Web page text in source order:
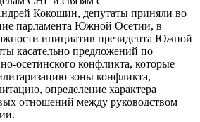
Кокошин, депутаты приняли во
парламента Южной Осетии, в
инициатив президента Южной
касательно предложений по
осетинского конфликта, которые
зоны конфликта,
определение характера
отношений между руководством